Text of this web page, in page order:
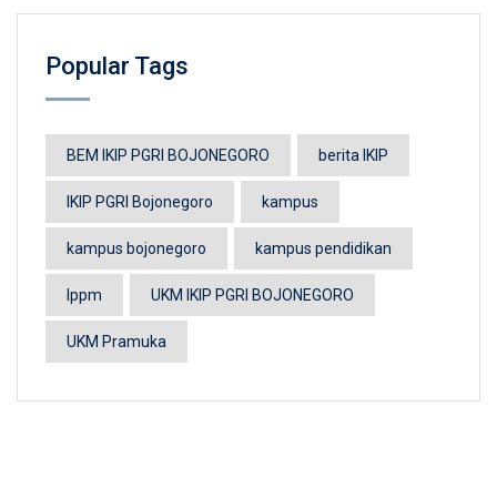
Popular Tags
BEM IKIP PGRI BOJONEGORO berita IKIP
IKIP PGRI Bojonegoro kampus
kampus bojonegoro kampus pendidikan
lppm UKM IKIP PGRI BOJONEGORO
UKM Pramuka